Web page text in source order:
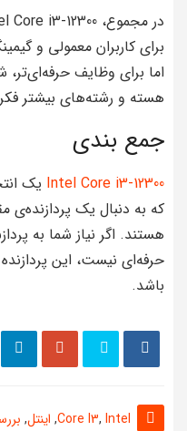
برای کاربران معمولی و
اما برای وظایف حرفه‌ای‌تر،
هسته و رشته‌های بیشتر
جمع بندی
Intel Core i3-12300 یک
که به دنبال یک پردازنده‌ی
هستند. اگر نیاز شما به
حرفه‌ای نیست، این
باشد.
Core I3, Intel
, اینتل,